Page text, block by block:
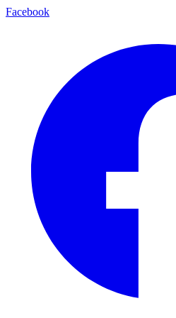
Facebook